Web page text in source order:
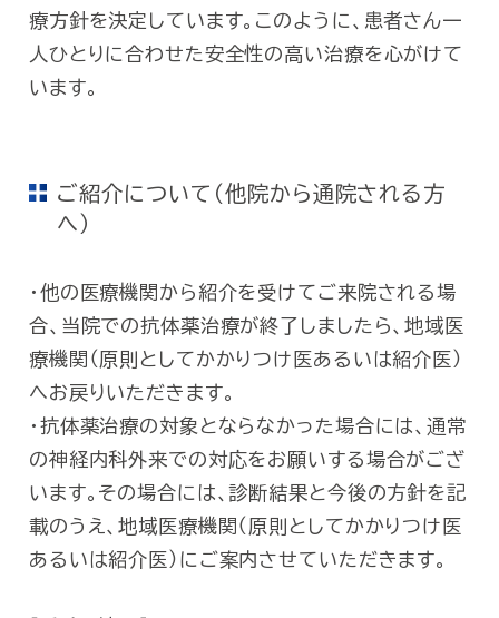
療方針を決定しています。このように、患者さん一
人ひとりに合わせた安全性の高い治療を心がけて
います。
ご紹介について（他院から通院される方
へ）
・他の医療機関から紹介を受けてご来院される場
合、当院での抗体薬治療が終了しましたら、地域医
療機関（原則としてかかりつけ医あるいは紹介医）
へお戻りいただきます。
・抗体薬治療の対象とならなかった場合には、通常
の神経内科外来での対応をお願いする場合がござ
います。その場合には、診断結果と今後の方針を記
載のうえ、地域医療機関（原則としてかかりつけ医
あるいは紹介医）にご案内させていただきます。